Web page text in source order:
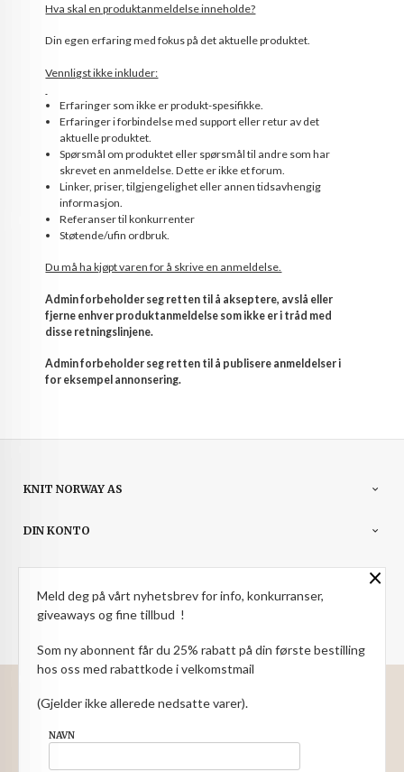
Hva skal en produktanmeldelse inneholde?
Din egen erfaring med fokus på det aktuelle produktet.
Vennligst ikke inkluder:
Erfaringer som ikke er produkt-spesifikke.
Erfaringer i forbindelse med support eller retur av det
aktuelle produktet.
Spørsmål om produktet eller spørsmål til andre som har
skrevet en anmeldelse. Dette er ikke et forum.
Linker, priser, tilgjengelighet eller annen tidsavhengig
informasjon.
Referanser til konkurrenter
Støtende/ufin ordbruk.
Du må ha kjøpt varen for å skrive en anmeldelse.
Admin forbeholder seg retten til å akseptere, avslå eller
fjerne enhver produktanmeldelse som ikke er i tråd med
disse retningslinjene.
Admin forbeholder seg retten til å publisere anmeldelser i
for eksempel annonsering.
KNIT NORWAY AS
DIN KONTO
NYHETSBREV
PARTNERE
Valuta
FRAKT
×
Meld deg på vårt nyhetsbrev for info, konkurranser,
giveaways og fine tillbud !
Som ny abonnent får du 25% rabatt på din første bestilling
hos oss med rabattkode i velkomstmail
(Gjelder ikke allerede nedsatte varer).
NAVN